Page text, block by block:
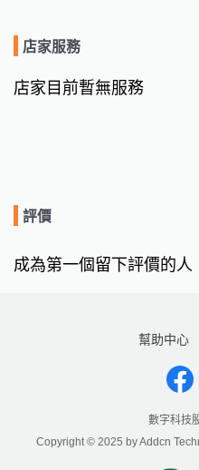
店家服務
店家目前暫無服務
評價
成為第一個留下評價的人
幫助中心
數字科技
Copyright © 2025 by Addcn